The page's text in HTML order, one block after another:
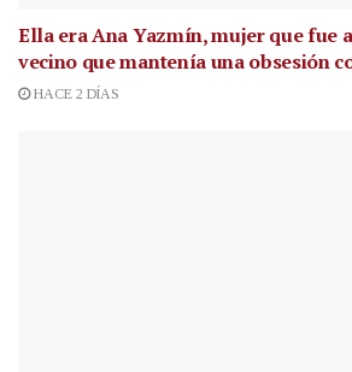
Ella era Ana Yazmín, mujer que fue
vecino que mantenía una obsesión
HACE 2 DÍAS